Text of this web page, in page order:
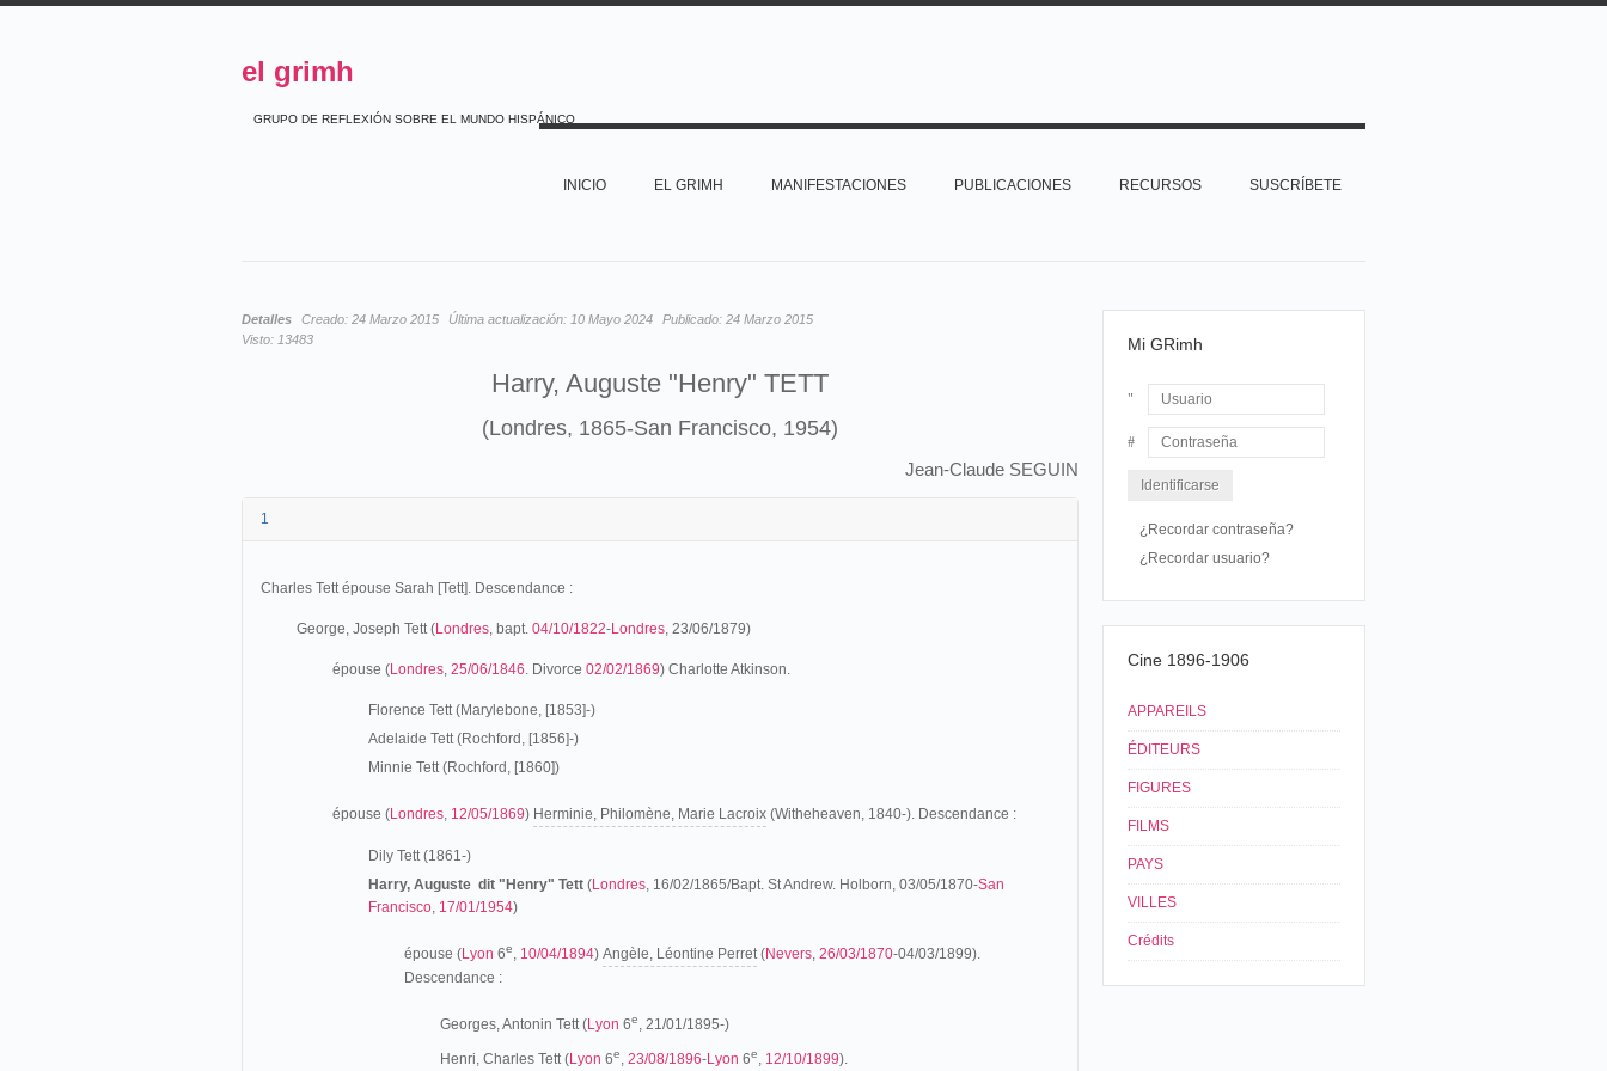
el grimh
GRUPO DE REFLEXIÓN SOBRE EL MUNDO HISPÁNICO
INICIO EL GRIMH MANIFESTACIONES PUBLICACIONES RECURSOS SUSCRÍBETE
Detalles Creado: 24 Marzo 2015 Última actualización: 10 Mayo 2024 Publicado: 24 Marzo 2015
Visto: 13483
Harry, Auguste "Henry" TETT
(Londres, 1865-San Francisco, 1954)
Jean-Claude SEGUIN
1
Charles Tett épouse Sarah [Tett]. Descendance :
George, Joseph Tett (Londres, bapt. 04/10/1822-Londres, 23/06/1879)
épouse (Londres, 25/06/1846. Divorce 02/02/1869) Charlotte Atkinson.
Florence Tett (Marylebone, [1853]-)
Adelaide Tett (Rochford, [1856]-)
Minnie Tett (Rochford, [1860])
épouse (Londres, 12/05/1869) Herminie, Philomène, Marie Lacroix (Witheheaven, 1840-). Descendance :
Dily Tett (1861-)
Harry, Auguste dit "Henry" Tett (Londres, 16/02/1865/Bapt. St Andrew. Holborn, 03/05/1870-San
Francisco, 17/01/1954)
épouse (Lyon 6e, 10/04/1894) Angèle, Léontine Perret(Nevers, 26/03/1870-04/03/1899).
Descendance :
Georges, Antonin Tett (Lyon 6e, 21/01/1895-)
Henri, Charles Tett (Lyon 6e, 23/08/1896-Lyon 6e, 12/10/1899).
Mi GRimh
Usuario
¿Recordar contraseña?
¿Recordar usuario?
Cine 1896-1906
APPAREILS
ÉDITEURS
FIGURES
FILMS
PAYS
VILLES
Crédits